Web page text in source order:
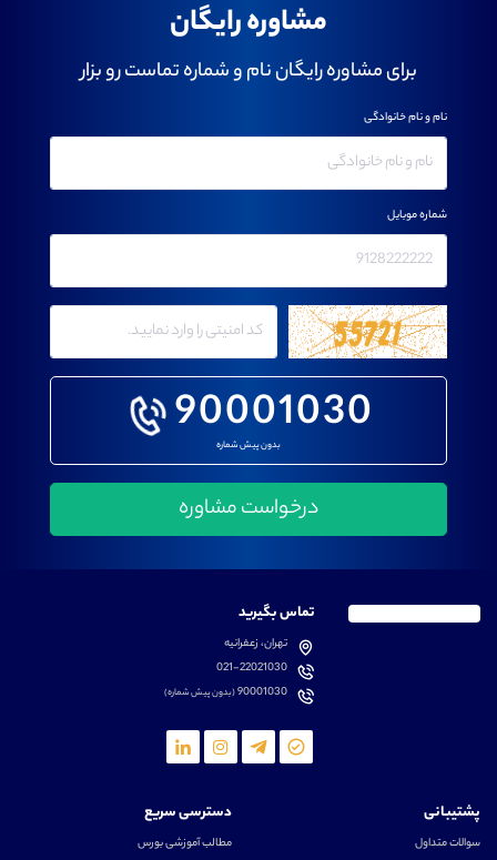
مشاوره رایگان
برای مشاوره رایگان نام و شماره تماست رو بزار
90001030
بدون پیش شماره
نام و نام خانوادگی
شماره موبایل
تماس بگیرید
تهران، زعفرانیه
021-22021030
90001030(بدون پیش شماره)
پشتیبانی
سوالات متداول
دسترسی سریع
مطالب آموزشی بورس